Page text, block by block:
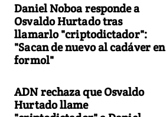
Daniel Noboa responde a
Osvaldo Hurtado tras
llamarlo "criptodictador":
"Sacan de nuevo al cadáver en
formol"
ADN rechaza que Osvaldo
Hurtado llame